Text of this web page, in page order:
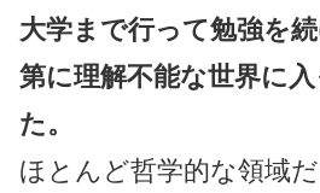
大学まで行って勉強を
第に理解不能な世界に
た。
ほとんど哲学的な領域